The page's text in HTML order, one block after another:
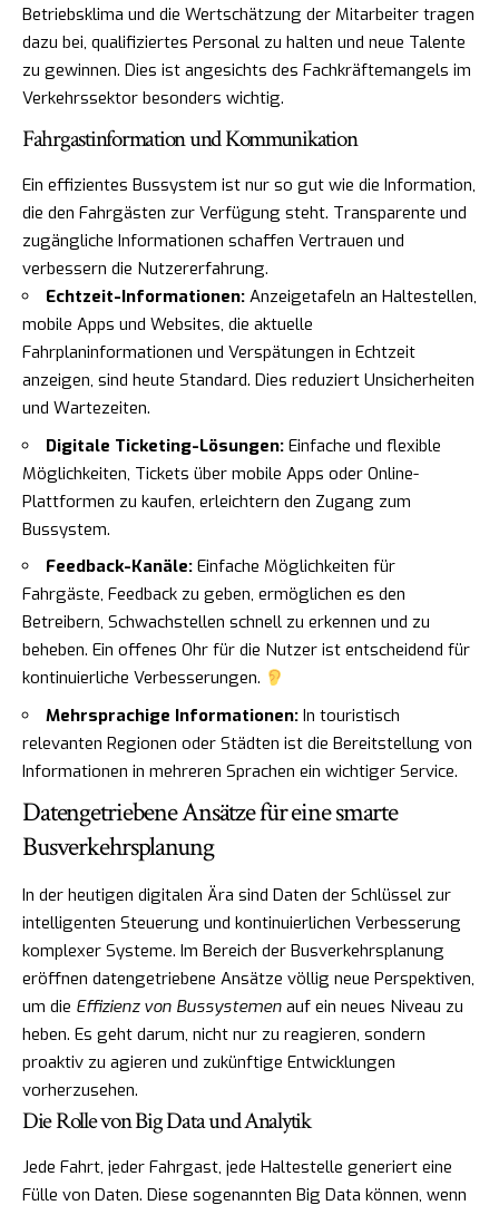
Betriebsklima und die Wertschätzung der Mitarbeiter tragen
dazu bei, qualifiziertes Personal zu halten und neue Talente
zu gewinnen. Dies ist angesichts des Fachkräftemangels im
Verkehrssektor besonders wichtig.
Fahrgastinformation und Kommunikation
Ein effizientes Bussystem ist nur so gut wie die Information,
die den Fahrgästen zur Verfügung steht. Transparente und
zugängliche Informationen schaffen Vertrauen und
verbessern die Nutzererfahrung.
Echtzeit-Informationen: Anzeigetafeln an Haltestellen,
mobile Apps und Websites, die aktuelle
Fahrplaninformationen und Verspätungen in Echtzeit
anzeigen, sind heute Standard. Dies reduziert Unsicherheiten
und Wartezeiten.
Digitale Ticketing-Lösungen: Einfache und flexible
Möglichkeiten, Tickets über mobile Apps oder Online-
Plattformen zu kaufen, erleichtern den Zugang zum
Bussystem.
Feedback-Kanäle: Einfache Möglichkeiten für
Fahrgäste, Feedback zu geben, ermöglichen es den
Betreibern, Schwachstellen schnell zu erkennen und zu
beheben. Ein offenes Ohr für die Nutzer ist entscheidend für
kontinuierliche Verbesserungen.
Mehrsprachige Informationen: In touristisch
relevanten Regionen oder Städten ist die Bereitstellung von
Informationen in mehreren Sprachen ein wichtiger Service.
Datengetriebene Ansätze für eine smarte
Busverkehrsplanung
In der heutigen digitalen Ära sind Daten der Schlüssel zur
intelligenten Steuerung und kontinuierlichen Verbesserung
komplexer Systeme. Im Bereich der Busverkehrsplanung
eröffnen datengetriebene Ansätze völlig neue Perspektiven,
um die Effizienz von Bussystemen auf ein neues Niveau zu
heben. Es geht darum, nicht nur zu reagieren, sondern
proaktiv zu agieren und zukünftige Entwicklungen
vorherzusehen.
Die Rolle von Big Data und Analytik
Jede Fahrt, jeder Fahrgast, jede Haltestelle generiert eine
Fülle von Daten. Diese sogenannten Big Data können, wenn